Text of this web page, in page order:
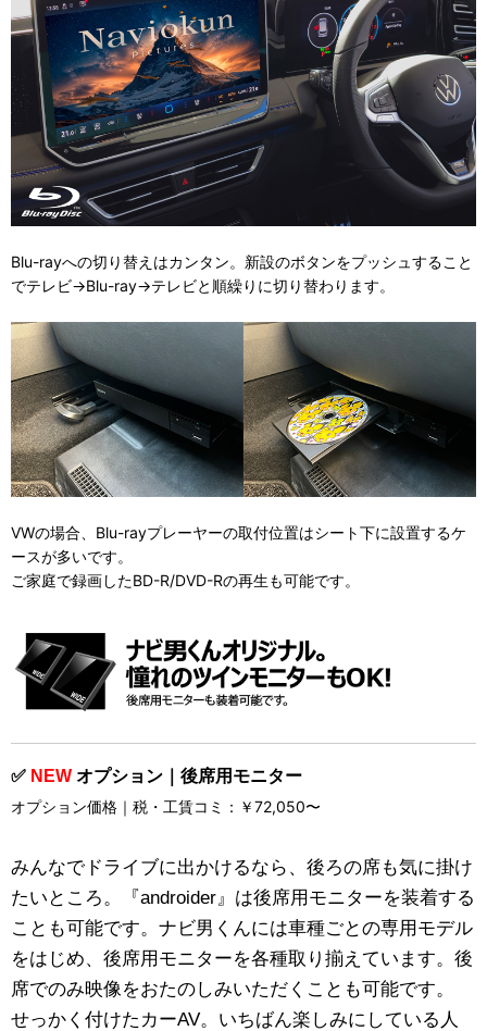
Blu-rayへの切り替えはカンタン。新設のボタンをプッシュすること
でテレビ→Blu-ray→テレビと順繰りに切り替わります。
VWの場合、Blu-rayプレーヤーの取付位置はシート下に設置するケ
ースが多いです。
ご家庭で録画したBD-R/DVD-Rの再生も可能です。
✅ NEW オプション｜後席用モニター
オプション価格｜税・工賃コミ：￥72,050〜
みんなでドライブに出かけるなら、後ろの席も気に掛け
たいところ。『androider』は後席用モニターを装着する
ことも可能です。ナビ男くんには車種ごとの専用モデル
をはじめ、後席用モニターを各種取り揃えています。後
席でのみ映像をおたのしみいただくことも可能です。
せっかく付けたカーAV。いちばん楽しみにしている人